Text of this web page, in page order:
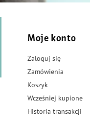
Moje konto
Zaloguj się
Zamówienia
Koszyk
Wcześniej kupione
Historia transakcji